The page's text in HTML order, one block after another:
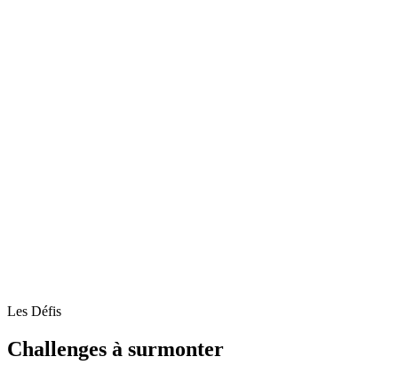
Les Défis
Challenges à surmonter